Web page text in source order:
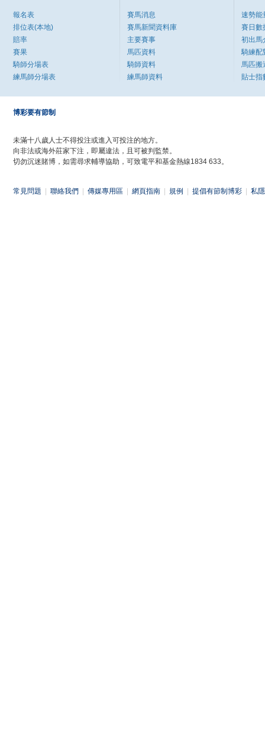
報名表
排位表(本地)
賠率
賽果
騎師分場表
練馬師分場表
賽馬消息
賽馬新聞資料庫
主要賽事
馬匹資料
騎師資料
練馬師資料
速勢能
賽日數
初出馬
騎練配
馬匹搬
貼士指
博彩要有節制
未滿十八歲人士不得投注或進入可投注的地方。
向非法或海外莊家下注，即屬違法，且可被判監禁。
切勿沉迷賭博，如需尋求輔導協助，可致電平和基金熱線1834 633。
常見問題 聯絡我們 傳媒專用區 網頁指南 規例 提倡有節制博彩 私